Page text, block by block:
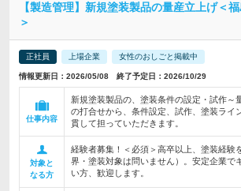
【製造管理】新規塗装製品の量産立上げ＜
＞
正社員 上場企業 女性のおしごと掲載中
情報更新日：2026/05/08 終了予定日：2026/10/29
仕事内容
新規塗装製品の、塗装条件の設定・試作～
の打合せから、条件設定、試作、塗装ライ
貫して担っていただきます。
対象と
なる方
経験者募集！＜必須＞高卒以上、塗装経験
界・塗装対象は問いません）。安定企業で
い方、歓迎します。